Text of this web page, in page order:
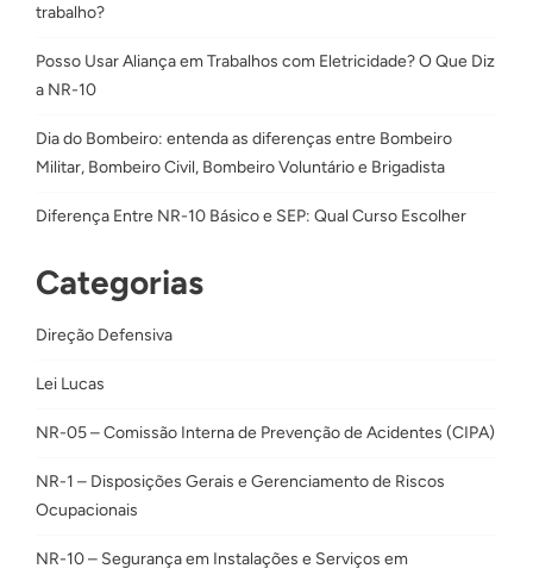
trabalho?
Posso Usar Aliança em Trabalhos com Eletricidade? O Que Diz
a NR-10
Dia do Bombeiro: entenda as diferenças entre Bombeiro
Militar, Bombeiro Civil, Bombeiro Voluntário e Brigadista
Diferença Entre NR-10 Básico e SEP: Qual Curso Escolher
Categorias
Direção Defensiva
Lei Lucas
NR-05 – Comissão Interna de Prevenção de Acidentes (CIPA)
NR-1 – Disposições Gerais e Gerenciamento de Riscos
Ocupacionais
NR-10 – Segurança em Instalações e Serviços em